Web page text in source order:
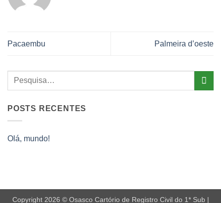
Pacaembu Palmeira d’oeste
POSTS RECENTES
Olá, mundo!
Copyright 2026 © Osasco Cartório de Registro Civil do 1* Sub |